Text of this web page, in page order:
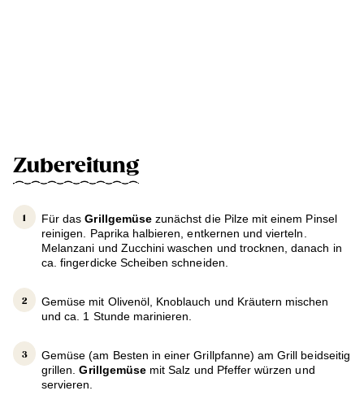
Zubereitung
Für dasGrillgemüsezunächst die Pilze mit einem Pinsel
reinigen. Paprika halbieren, entkernen und vierteln.
Melanzani und Zucchini waschen und trocknen, danach in
ca. fingerdicke Scheiben schneiden.
Gemüse mit Olivenöl, Knoblauch und Kräutern mischen
und ca. 1 Stunde marinieren.
Gemüse (am Besten in einer Grillpfanne) am Grill beidseitig
grillen.Grillgemüse mit Salz und Pfeffer würzen und
servieren.